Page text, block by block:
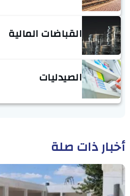
القباضات المالية
الصيدليات
أخبار ذات صلة